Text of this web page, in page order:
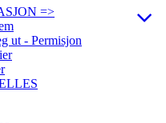
=>
ut - Permisjon